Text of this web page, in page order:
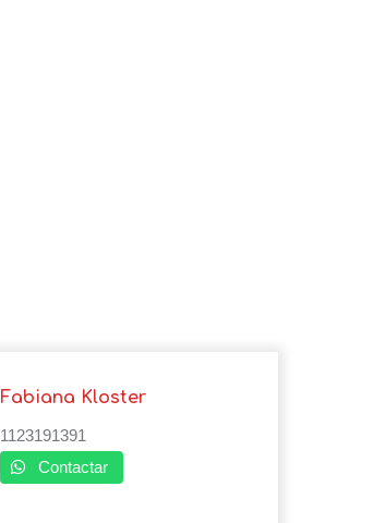
Fabiana Kloster
1123191391
Contactar